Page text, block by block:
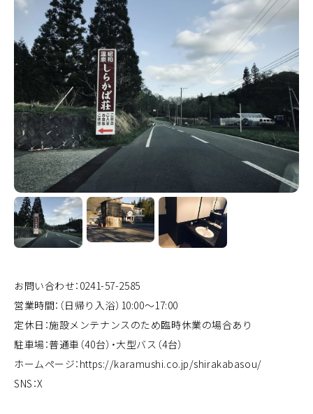
お問い合わせ：0241-57-2585
営業時間：（日帰り入浴）10:00～17:00
定休日：施設メンテナンスのため臨時休業の場合あり
駐車場：普通車（40台）・大型バス（4台）
ホームページ： https://karamushi.co.jp/shirakabasou/
SNS：X